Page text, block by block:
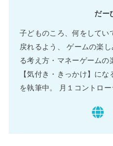
だー
子どものころ、何をしてい
戻れるよう、 ゲームの楽
る考え方・マネーゲーム
【気付き・きっかけ】に
を執筆中。 月１コントロー